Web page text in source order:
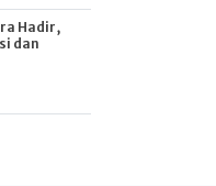
Hadir,
dan